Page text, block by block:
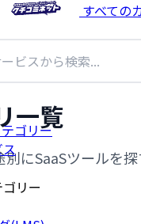
すべての
ゴリー
リー
一覧
別にSaaSツールを